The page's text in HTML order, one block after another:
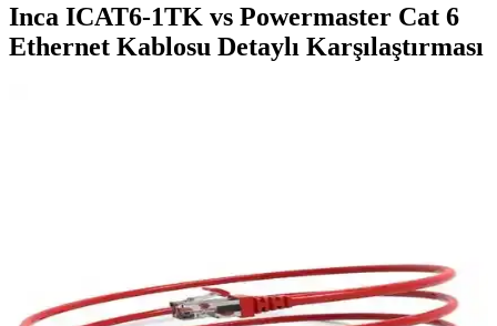
Inca ICAT6-1TK vs Powermaster Cat 6
Ethernet Kablosu Detaylı Karşılaştırması